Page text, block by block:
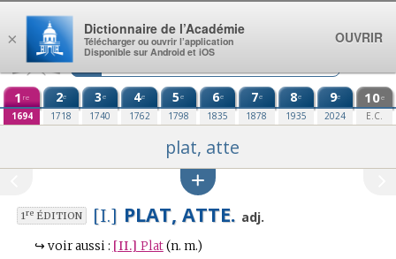
Aller au contenu
1 re
1694
2e
1718
3e
1740
4e
1762
5e
1798
6e
1835
7e
1878
8e
1935
9e
2024
10e
E.C.
plat, atte
1reÉDITION [I.] PLAT, ATTE. adj.
↪ voir aussi : [II.] Plat (n. m.)
×
Dictionnaire de l’Académie
Télécharger ou ouvrir l’application
Disponible sur Android et iOS
OUVRIR